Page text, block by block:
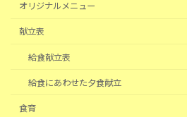
オリジナルメニュー
献立表
給食献立表
給食にあわせた夕食献立
食育